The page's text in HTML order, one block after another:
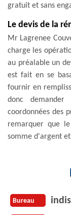
gratuit et sans
Le devis de la
Mr Lagrenee
charge les
au préalable un
est fait en se
fournir en
donc
coordonnées des
remarquer que
somme d'argent
Bureau